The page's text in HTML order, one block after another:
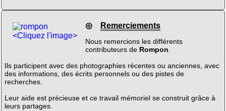
<Cliquez l'image>
◎ Remerciements
Nous remercions les différents
contributeurs de Rompon.
Ils participent avec des photographies récentes ou anciennes, avec
des informations, des écrits personnels ou des pistes de
recherches.
Leur aide est précieuse et ce travail mémoriel se construit grâce à
leurs partages.